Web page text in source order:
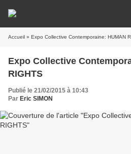
Accueil » Expo Collective Contemporaine: HUMAN
Expo Collective
RIGHTS
Publié le 21/02/2015 à 10:43
Par Eric SIMON